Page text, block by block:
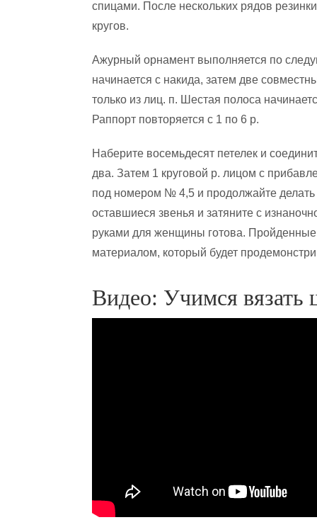
спицами. После нескольких рядов
кругов.
Ажурный орнамент выполняется по
начинается с накида, затем две
только из лиц. п. Шестая полоса
Раппорт повторяется с 1 по 6 р.
Наберите восемьдесят петелек и
два. Затем 1 круговой р. лицом с
под номером № 4,5 и продолжайте делать
оставшиеся звенья и затяните с
руками для женщины готова.
материалом, который будет
Видео: Учимся вязать